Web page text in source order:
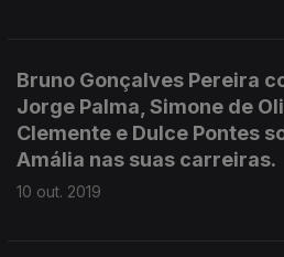
Bruno Gonçalves Pereira
Jorge Palma, Simone de
Clemente e Dulce Pontes
Amália nas suas carreiras.
10 out. 2019